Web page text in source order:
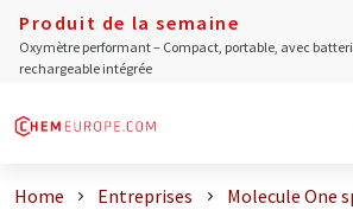
Produit de la semaine
Oxymètre performant – Compact, portable, avec
rechargeable intégrée
Home Entreprises Molecule One